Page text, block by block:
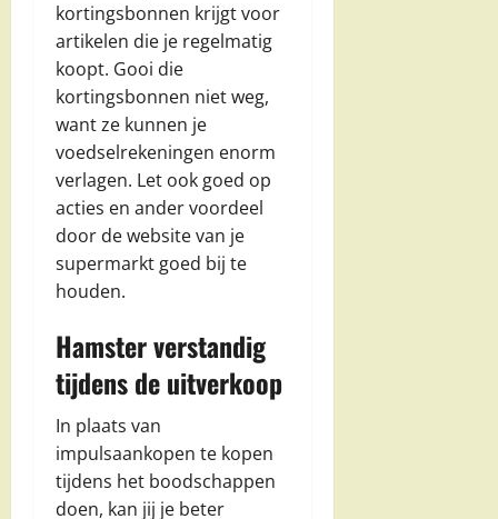
kortingsbonnen krijgt voor
artikelen die je regelmatig
koopt. Gooi die
kortingsbonnen niet weg,
want ze kunnen je
voedselrekeningen enorm
verlagen. Let ook goed op
acties en ander voordeel
door de website van je
supermarkt goed bij te
houden.
Hamster verstandig
tijdens de uitverkoop
In plaats van
impulsaankopen te kopen
tijdens het boodschappen
doen, kan jij je beter